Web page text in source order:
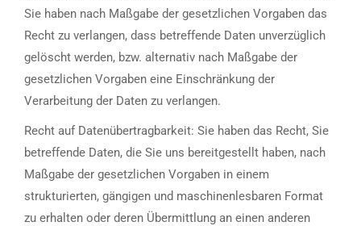
Sie haben nach Maßgabe der gesetzlichen Vorgaben das
Recht zu verlangen, dass betreffende Daten unverzüglich
gelöscht werden, bzw. alternativ nach Maßgabe der
gesetzlichen Vorgaben eine Einschränkung der
Verarbeitung der Daten zu verlangen.
Recht auf Datenübertragbarkeit: Sie haben das Recht, Sie
betreffende Daten, die Sie uns bereitgestellt haben, nach
Maßgabe der gesetzlichen Vorgaben in einem
strukturierten, gängigen und maschinenlesbaren Format
zu erhalten oder deren Übermittlung an einen anderen